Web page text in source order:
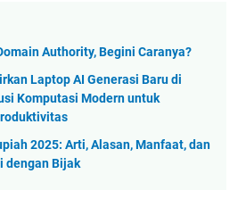
Authority, Begini Caranya?
Laptop AI Generasi Baru di
Komputasi Modern untuk
2025: Arti, Alasan, Manfaat, dan
dengan Bijak